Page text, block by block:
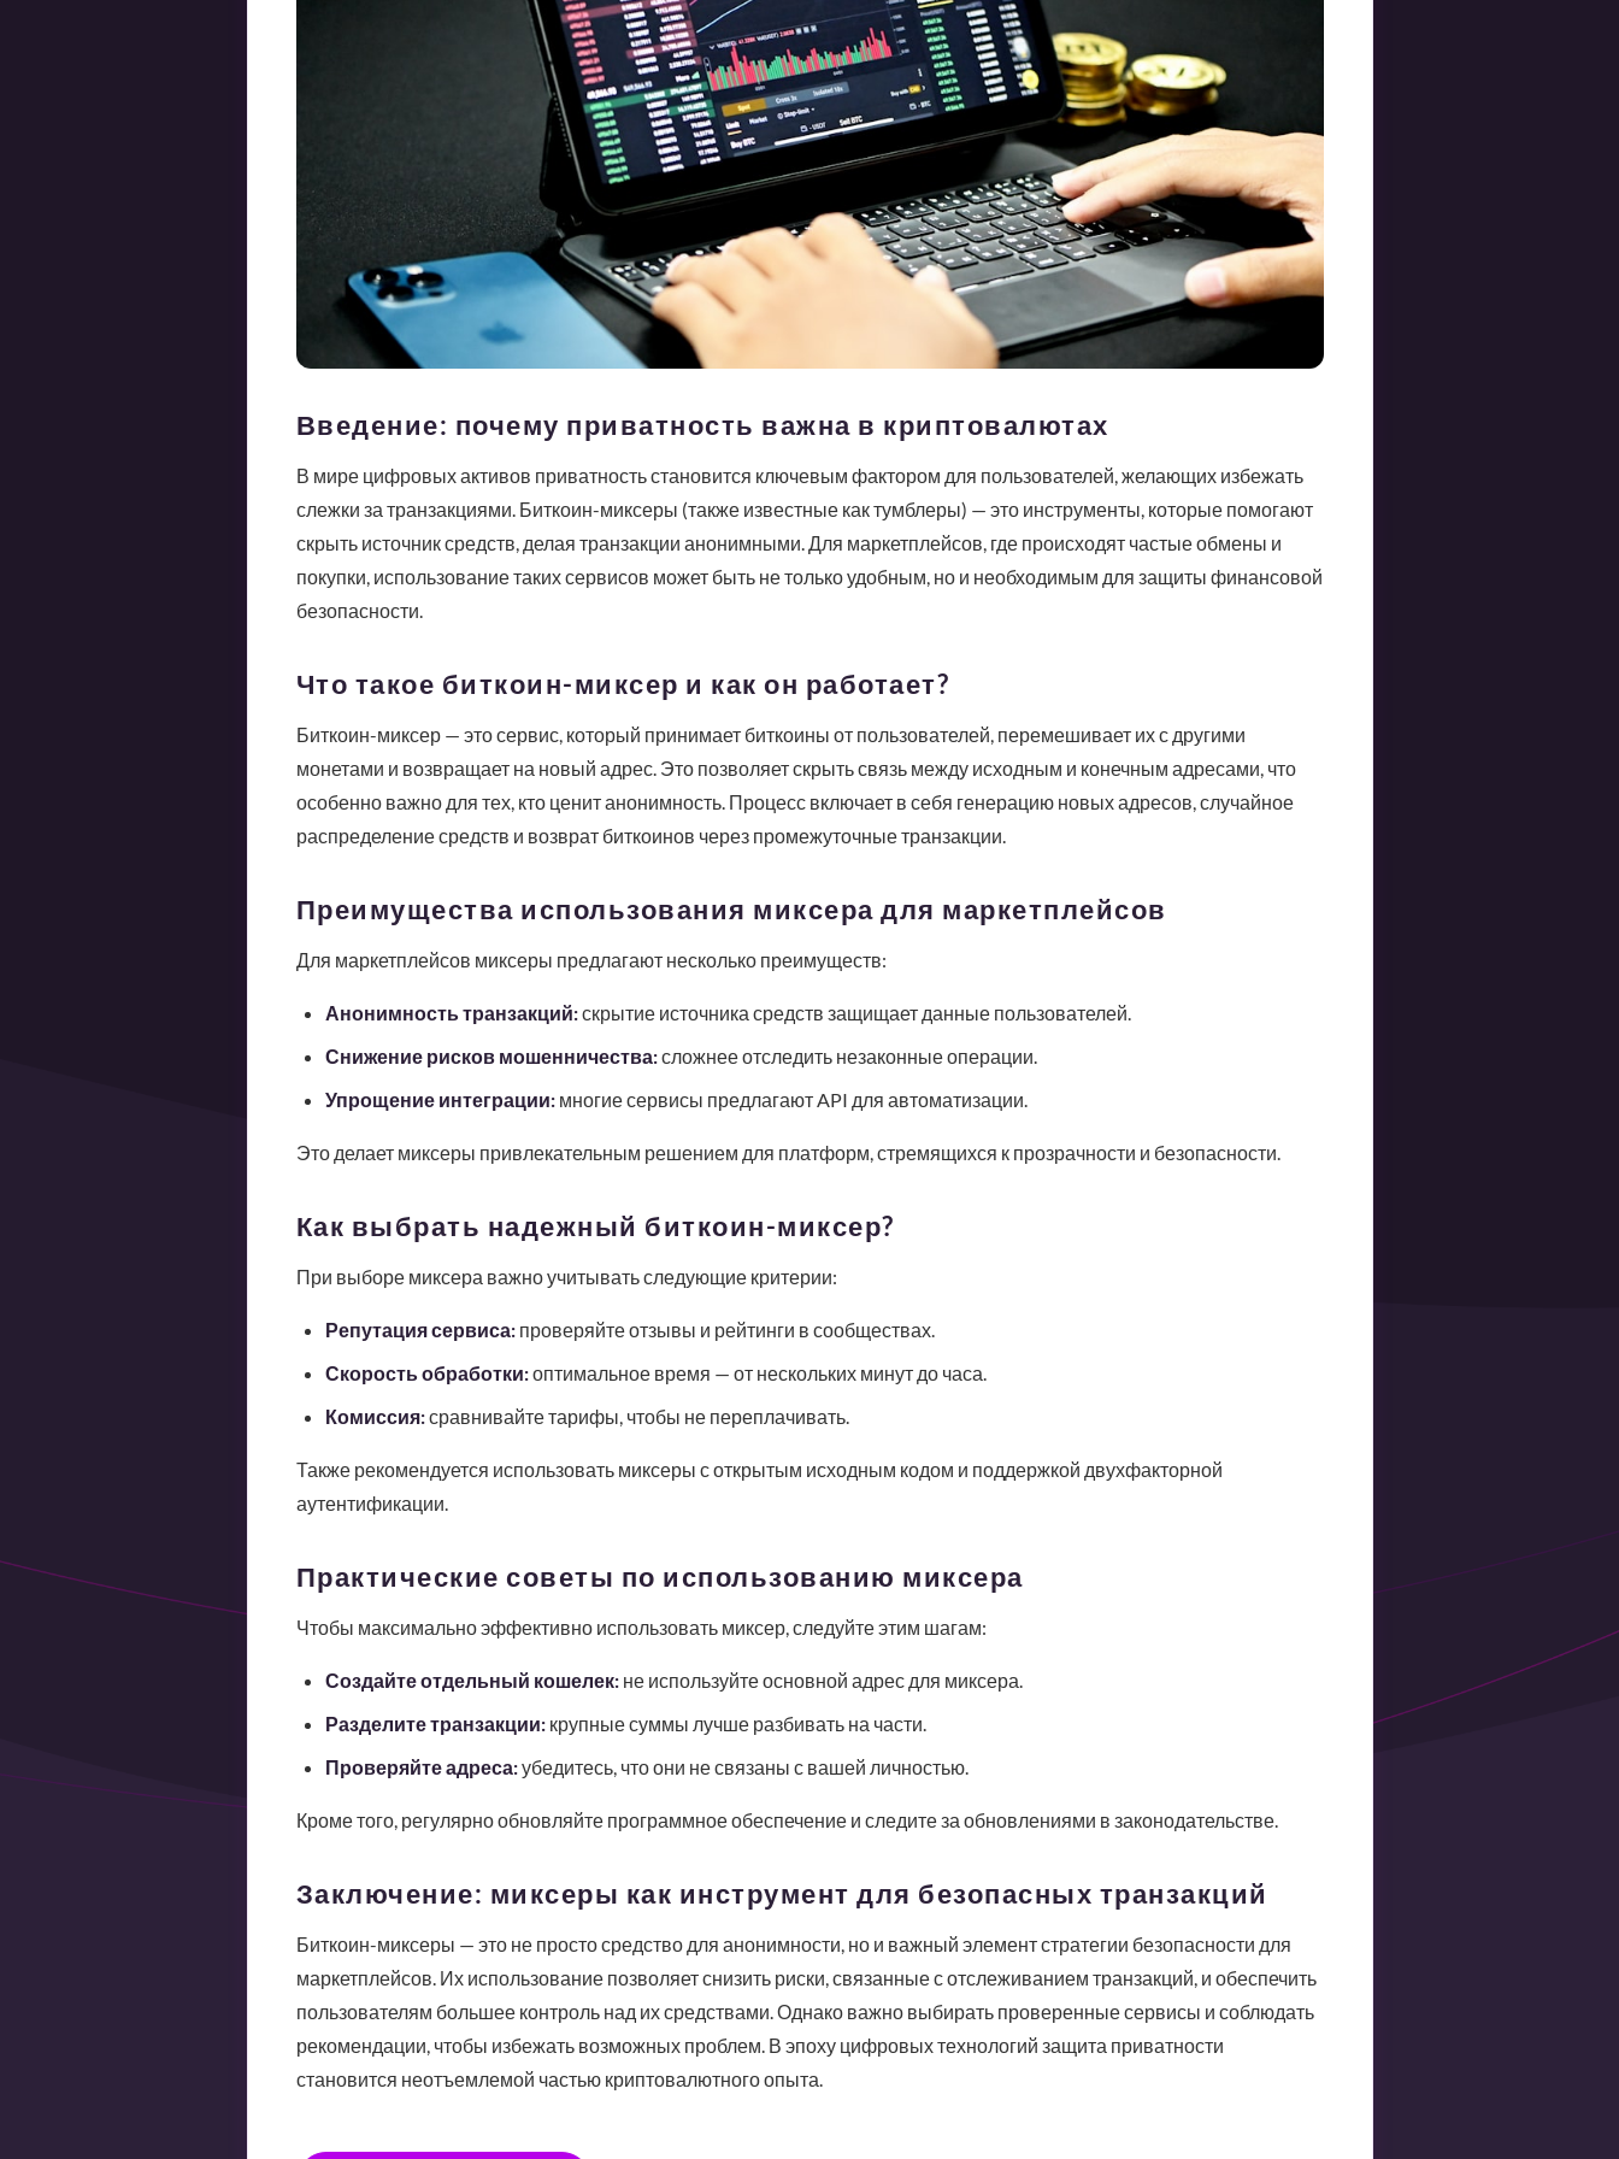
Введение: почему приватность важна в криптовалютах
В мире цифровых активов приватность становится ключевым фактором для пользователей, желающих избежать
слежки за транзакциями. Биткоин-миксеры (также известные как тумблеры) — это инструменты, которые помогают
скрыть источник средств, делая транзакции анонимными. Для маркетплейсов, где происходят частые обмены и
покупки, использование таких сервисов может быть не только удобным, но и необходимым для защиты финансовой
безопасности.
Что такое биткоин-миксер и как он работает?
Биткоин-миксер — это сервис, который принимает биткоины от пользователей, перемешивает их с другими
монетами и возвращает на новый адрес. Это позволяет скрыть связь между исходным и конечным адресами, что
особенно важно для тех, кто ценит анонимность. Процесс включает в себя генерацию новых адресов, случайное
распределение средств и возврат биткоинов через промежуточные транзакции.
Преимущества использования миксера для маркетплейсов
Для маркетплейсов миксеры предлагают несколько преимуществ:
Анонимность транзакций:скрытие источника средств защищает данные пользователей.
Снижение рисков мошенничества:сложнее отследить незаконные операции.
Упрощение интеграции:многие сервисы предлагают API для автоматизации.
Это делает миксеры привлекательным решением для платформ, стремящихся к прозрачности и безопасности.
Как выбрать надежный биткоин-миксер?
При выборе миксера важно учитывать следующие критерии:
Репутация сервиса:проверяйте отзывы и рейтинги в сообществах.
Скорость обработки:оптимальное время — от нескольких минут до часа.
Комиссия:сравнивайте тарифы, чтобы не переплачивать.
Также рекомендуется использовать миксеры с открытым исходным кодом и поддержкой двухфакторной
аутентификации.
Практические советы по использованию миксера
Чтобы максимально эффективно использовать миксер, следуйте этим шагам:
Создайте отдельный кошелек:не используйте основной адрес для миксера.
Разделите транзакции:крупные суммы лучше разбивать на части.
Проверяйте адреса:убедитесь, что они не связаны с вашей личностью.
Кроме того, регулярно обновляйте программное обеспечение и следите за обновлениями в законодательстве.
Заключение: миксеры как инструмент для безопасных транзакций
Биткоин-миксеры — это не просто средство для анонимности, но и важный элемент стратегии безопасности для
маркетплейсов. Их использование позволяет снизить риски, связанные с отслеживанием транзакций, и обеспечить
пользователям большее контроль над их средствами. Однако важно выбирать проверенные сервисы и соблюдать
рекомендации, чтобы избежать возможных проблем. В эпоху цифровых технологий защита приватности
становится неотъемлемой частью криптовалютного опыта.